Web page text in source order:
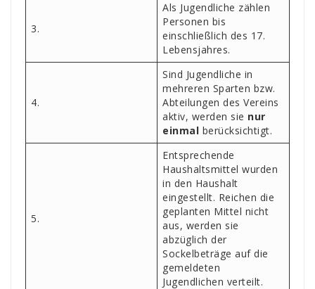
3.
Als Jugendliche zählen
Personen bis
einschließlich des 17.
Lebensjahres.
4.
Sind Jugendliche in
mehreren Sparten bzw.
Abteilungen des Vereins
aktiv, werden sie nur
einmal berücksichtigt.
5.
Entsprechende
Haushaltsmittel wurden
in den Haushalt
eingestellt. Reichen die
geplanten Mittel nicht
aus, werden sie
abzüglich der
Sockelbeträge auf die
gemeldeten
Jugendlichen verteilt.